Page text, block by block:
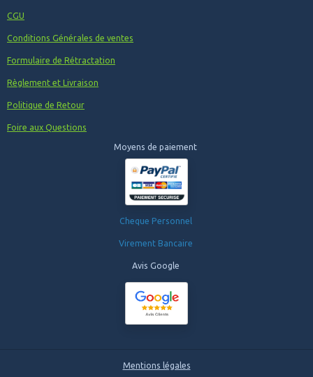
CGU
Conditions Générales de ventes
Formulaire de Rétractation
Règlement et Livraison
Politique de Retour
Foire aux Questions
Moyens de paiement
Cheque Personnel
Virement Bancaire
Avis Google
Mentions légales